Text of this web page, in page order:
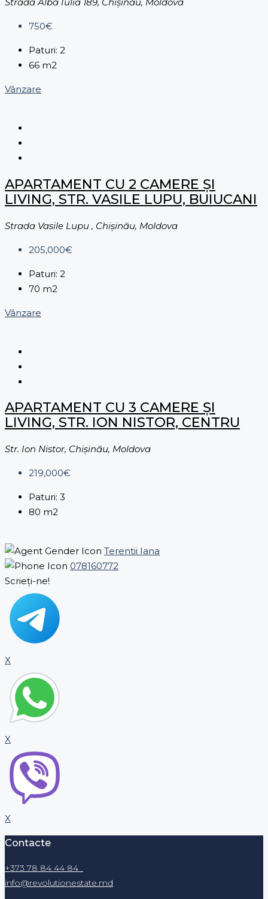
Strada Alba Iulia 189, Chișinău, Moldova
750€
Paturi: 2
66 m2
Vânzare
APARTAMENT CU 2 CAMERE ȘI
LIVING, STR. VASILE LUPU, BUIUCANI
Strada Vasile Lupu , Chișinău, Moldova
205,000€
Paturi: 2
70 m2
Vânzare
APARTAMENT CU 3 CAMERE ȘI
LIVING, STR. ION NISTOR, CENTRU
Str. Ion Nistor, Chișinău, Moldova
219,000€
Paturi: 3
80 m2
Terentii Iana
078160772
Scrieți-ne!
X
X
X
Contacte
+373 78 84 44 84
info@revolutionestate.md